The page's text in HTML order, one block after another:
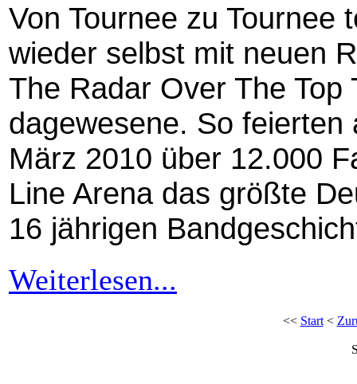
Von Tournee zu Tournee
wieder selbst mit neuen
The Radar Over The
dagewesene. So feierten
März 2010 über 12.000
Line Arena das größte
16 jährigen
Weiterlesen...
<< Start<